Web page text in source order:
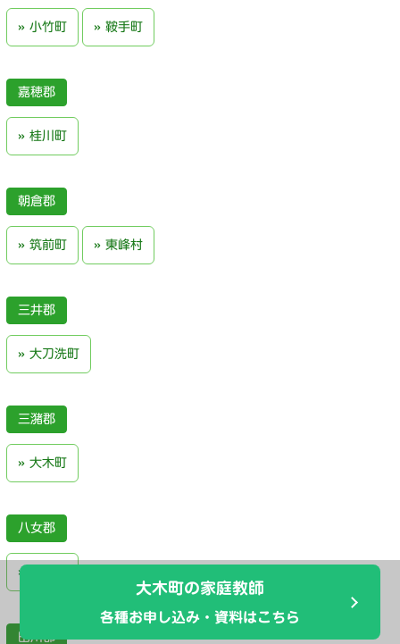
小竹町 鞍手町
嘉穂郡
桂川町
朝倉郡
筑前町 東峰村
三井郡
大刀洗町
三潴郡
大木町
八女郡
田川郡
大木町の家庭教師
各種お申し込み・資料はこちら